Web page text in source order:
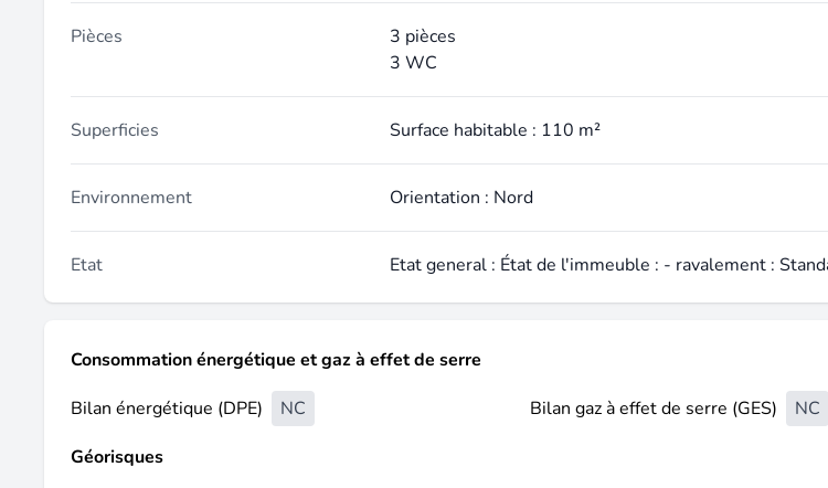
Pièces
3 pièces
3 WC
Superficies Surface habitable : 110 m²
Environnement Orientation : Nord
Etat Etat general : État de l'immeuble : - ravalement :
Consommation énergétique et gaz à effet de serre
Bilan énergétique (DPE)
NC Bilan gaz à effet de serre (GES)
NC
Géorisques